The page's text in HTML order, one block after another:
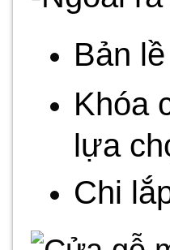
Bản
Khóa
lựa
Chi